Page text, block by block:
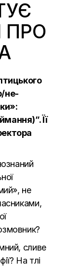
ПРО
не-
Її
не
сливе
На тлі